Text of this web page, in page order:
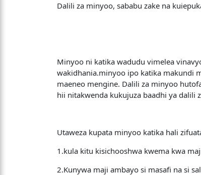
Dalili za minyoo, sababu zake na
Minyoo ni katika wadudu vimelea
wakidhania.minyoo ipo katika makundi
maeneo mengine. Dalili za minyoo
hii nitakwenda kukujuza baadhi ya dalili
Utaweza kupata minyoo katika hali
1.kula kitu kisichooshwa kwema kwa
2.Kunywa maji ambayo si masafi na si